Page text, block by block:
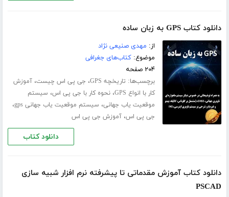
دانلود کتاب GPS به زبان ساده
از: مهدی صنیعی نژاد
موضوع:کتاب‌های جغرافی
۲۰۴ صفحه
برچسب‌ها: تاریخچه GPS ، جی پی اس چیست،آموزش
کار با انواع GPS
،نحوه کار با جی پی اس، سیستم
موقعیت یاب جهانی، سیستم موقعیت یاب جهانی gps ،
جی پی اس،آموزش جی پی اس
دانلود کتاب
دانلود کتاب آموزش مقدماتی تا پیشرفته نرم افزار شبیه سازی
PSCAD